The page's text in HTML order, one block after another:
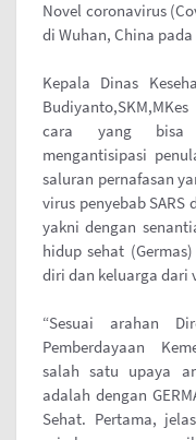
Novel coronavirus
di Wuhan, China
Kepala Dinas
cara yang bisa
mengantisipasi
saluran pernafasan
virus penyebab SARS
yakni dengan
hidup sehat
diri dan keluarga dari
“Sesuai arahan
Pemberdayaan
salah satu upaya
adalah dengan
Sehat. Pertama,